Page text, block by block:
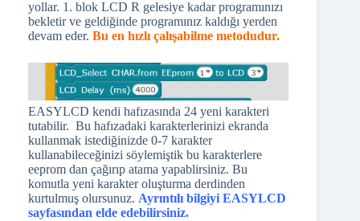
yollar. 1. blok LCD R gelesiye kadar programınızı
bekletir ve geldiğinde programınız kaldığı yerden
devam eder. Bu en hızlı çalışabilme metodudur.
EASYLCD kendi hafızasında 24 yeni karakteri
tutabilir. Bu hafızadaki karakterlerinizi ekranda
kullanmak istediğinizde 0-7 karakter
kullanabileceğinizi söylemiştik bu karakterlere
eeprom dan çağırıp atama yapablirsiniz. Bu
komutla yeni karakter oluşturma derdinden
kurtulmuş olursunuz. Ayrıntılı bilgiyi EASYLCD
sayfasından elde edebilirsiniz.